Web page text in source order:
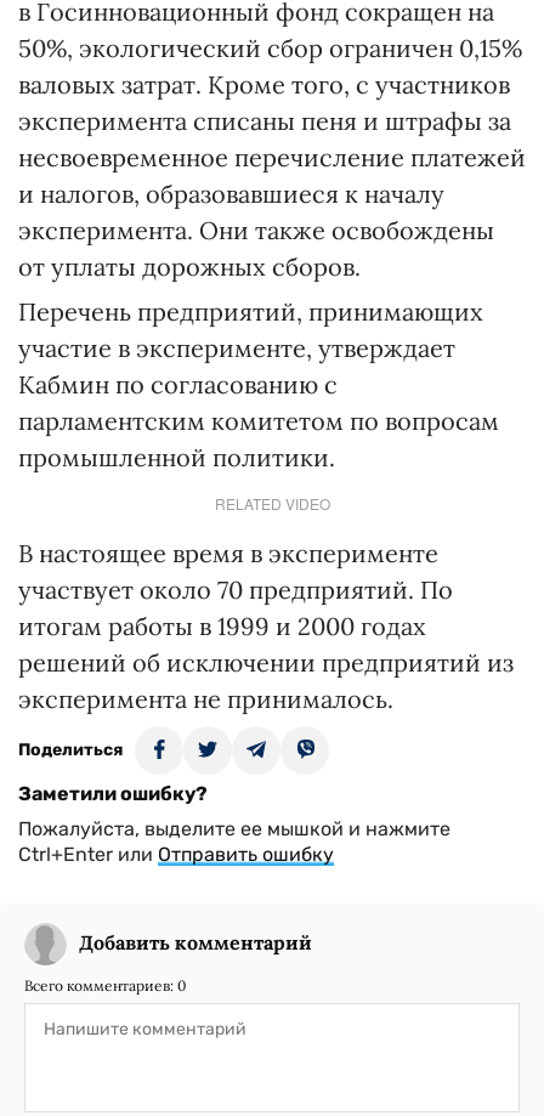
в Госинновационный фонд сокращен на
50%, экологический сбор ограничен 0,15%
валовых затрат. Кроме того, с участников
эксперимента списаны пеня и штрафы за
несвоевременное перечисление платежей
и налогов, образовавшиеся к началу
эксперимента. Они также освобождены
от уплаты дорожных сборов.
Перечень предприятий, принимающих
участие в эксперименте, утверждает
Кабмин по согласованию с
парламентским комитетом по вопросам
промышленной политики.
RELATED VIDEO
В настоящее время в эксперименте
участвует около 70 предприятий. По
итогам работы в 1999 и 2000 годах
решений об исключении предприятий из
эксперимента не принималось.
Поделиться
Заметили ошибку?
Пожалуйста, выделите ее мышкой и нажмите
Ctrl+Enter или Отправить ошибку
Добавить комментарий
Всего комментариев: 0